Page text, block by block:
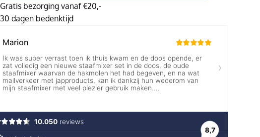
Gratis bezorging vanaf €20,-
30 dagen bedenktijd